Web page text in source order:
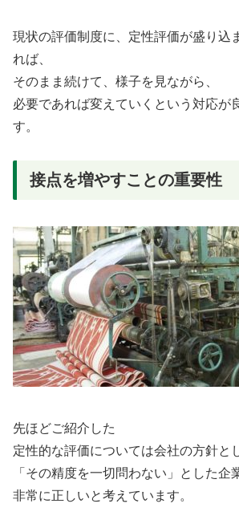
現状の評価制度に、定性評価が盛り込
れば、
そのまま続けて、様子を見ながら、
必要であれば変えていくという対応が
す。
接点を増やすことの重要性
先ほどご紹介した
定性的な評価については会社の方針と
「その精度を一切問わない」とした企
非常に正しいと考えています。